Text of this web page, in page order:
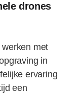
drones
met
in
ervaring
een